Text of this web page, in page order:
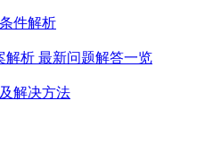
件解析
解析 最新问题解答一览
解决方法